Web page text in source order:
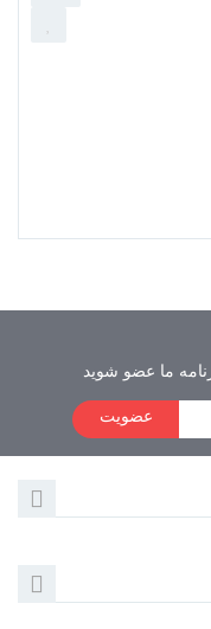
ما عضو شوید
عضویت